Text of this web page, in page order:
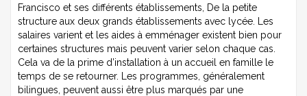
Francisco et ses différents établissements, De la petite
structure aux deux grands établissements avec lycée. Les
salaires varient et les aides à emménager existent bien pour
certaines structures mais peuvent varier selon chaque cas.
Cela va de la prime d’installation à un accueil en famille le
temps de se retourner. Les programmes, généralement
bilingues, peuvent aussi être plus marqués par une